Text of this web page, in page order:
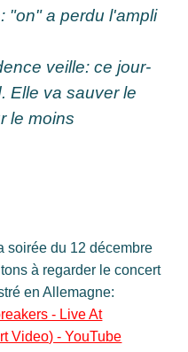
"on" a perdu l'ampli
veille: ce jour-
Elle va sauver le
le moins
soirée du 12 décembre
à regarder le concert
en Allemagne:
- Live At
Video) - YouTube